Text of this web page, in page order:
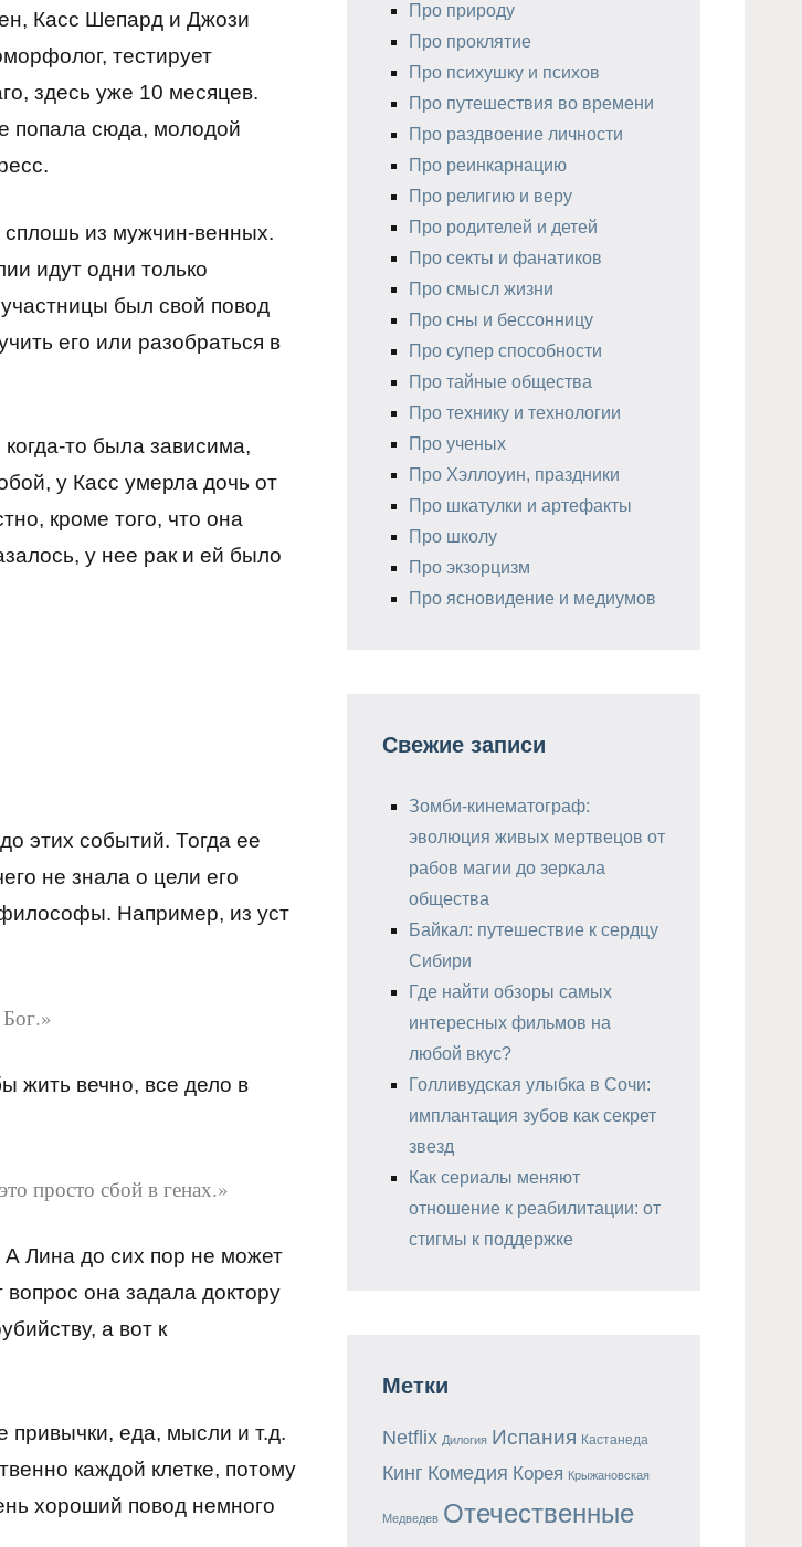
Касс Шепард и Джози
тестирует
здесь уже 10 месяцев.
попала сюда, молодой
из мужчин-венных.
идут одни только
был свой повод
его или разобраться в
то была зависима,
у Касс умерла дочь от
кроме того, что она
у нее рак и ей было
этих событий. Тогда ее
не знала о цели его
Например, из уст
жить вечно, все дело в
просто сбой в генах.»
А Лина до сих пор не может
она задала доктору
а вот к
еда, мысли и т.д.
каждой клетке, потому
хороший повод немного
Про природу
Про проклятие
Про психушку и психов
Про путешествия во времени
Про раздвоение личности
Про реинкарнацию
Про религию и веру
Про родителей и детей
Про секты и фанатиков
Про смысл жизни
Про сны и бессонницу
Про супер способности
Про тайные общества
Про технику и технологии
Про ученых
Про Хэллоуин, праздники
Про шкатулки и артефакты
Про школу
Про экзорцизм
Про ясновидение и медиумов
Свежие записи
Зомби-кинематограф:
эволюция живых мертвецов от
рабов магии до зеркала
общества
Байкал: путешествие к сердцу
Сибири
Где найти обзоры самых
интересных фильмов на
любой вкус?
Голливудская улыбка в Сочи:
имплантация зубов как секрет
звезд
Как сериалы меняют
отношение к реабилитации: от
стигмы к поддержке
Метки
Netflix Дилогия Испания Кастанеда
Кинг Комедия Корея Крыжановская
Медведев Отечественные